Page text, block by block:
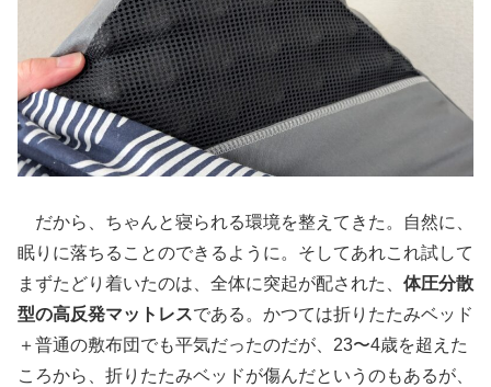
だから、ちゃんと寝られる環境を整えてきた。自然に、
眠りに落ちることのできるように。そしてあれこれ試して
まずたどり着いたのは、全体に突起が配された、 体圧分散
型の高反発マットレスである。かつては折りたたみベッド
＋普通の敷布団でも平気だったのだが、23〜4歳を超えた
ころから、折りたたみベッドが傷んだというのもあるが、